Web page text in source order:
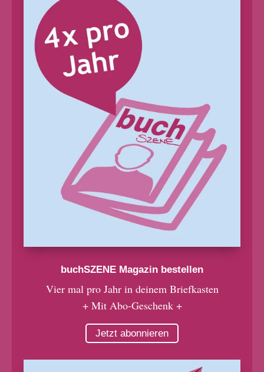
buchSZENE Magazin bestellen
Vier mal pro Jahr in deinem Briefkasten
+ Mit Abo-Geschenk +
Jetzt abonnieren